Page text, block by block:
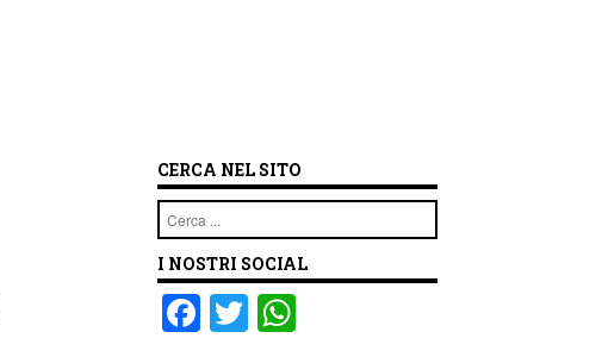
CERCA NEL SITO
Cerca
I NOSTRI SOCIAL
F T